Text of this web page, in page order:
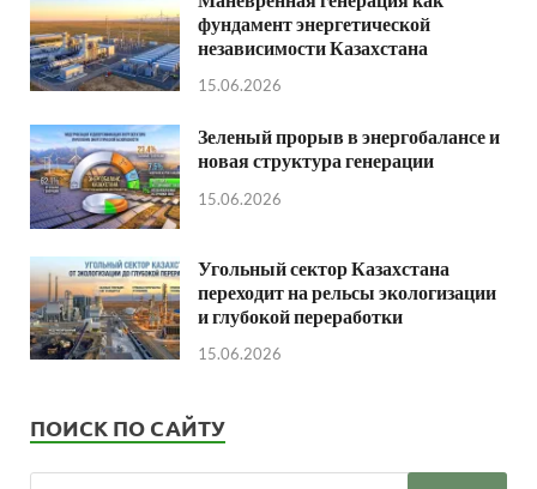
фундамент энергетической
независимости Казахстана
15.06.2026
Зеленый прорыв в энергобалансе и
новая структура генерации
15.06.2026
Угольный сектор Казахстана
переходит на рельсы экологизации
и глубокой переработки
15.06.2026
ПОИСК ПО САЙТУ